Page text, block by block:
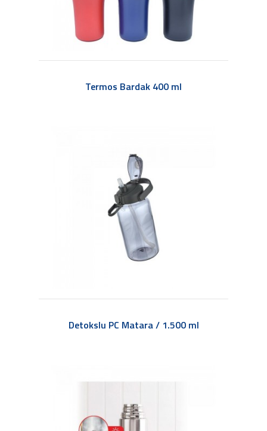
Termos Bardak 400 ml
Detokslu PC Matara / 1.500 ml